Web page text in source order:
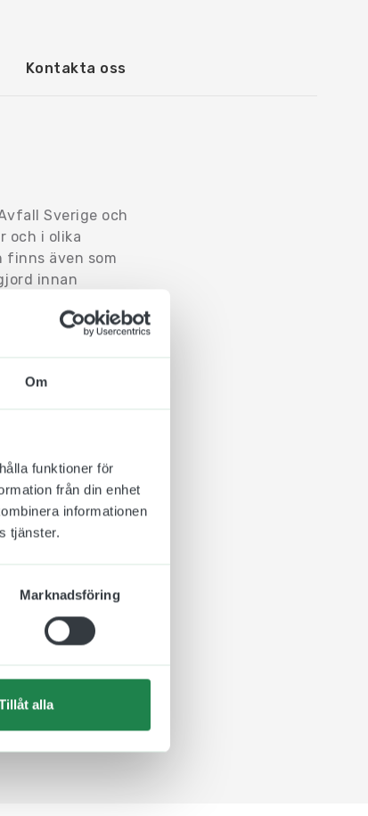
Om
funktioner för
från din enhet
informationen
tjänster.
Marknadsföring
alla
Kontakta oss
Sverige och
och i olika
finns även som
innan
kan lova hög
så är ni
så kan
ni väljer.